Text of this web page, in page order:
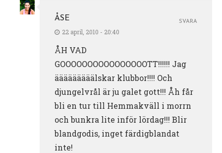
ÅSE
22 april, 2010 - 20:40
ÅH VAD
GOOOOOOOOOOOOOOOOTT!!!!!! Jag
ääääääääälskar klubbor!!!! Och
djungelvrål är ju galet gott!!! Åh får
bli en tur till Hemmakväll i morrn
och bunkra lite inför lördag!!! Blir
blandgodis, inget färdigblandat
inte!
SVARA